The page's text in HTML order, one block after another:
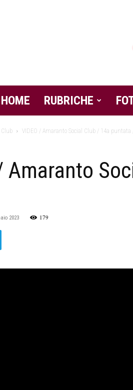
HOME RUBRICHE
Club VIDEO / Amaranto Social Club / 14a puntata
Amaranto
2023 179